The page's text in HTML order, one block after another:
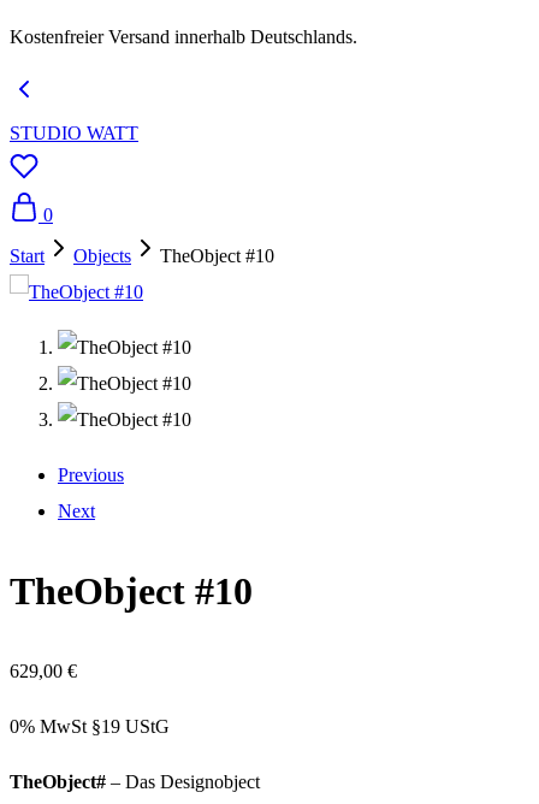
Kostenfreier Versand innerhalb Deutschlands.
STUDIO WATT
0
Start
Objects TheObject #10
Previous
Next
TheObject #10
629,00 €
0% MwSt §19 UStG
TheObject# – Das Designobject